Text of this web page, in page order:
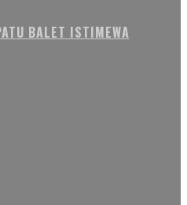
BALET ISTIMEWA